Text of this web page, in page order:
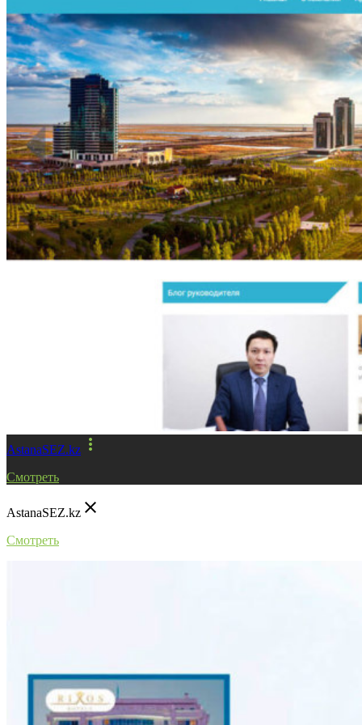
AstanaSEZ.kz more_vert
Смотреть
AstanaSEZ.kz close
Смотреть